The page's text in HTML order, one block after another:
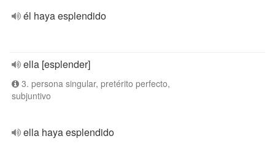
él haya esplendido
ella [esplender]
3. persona singular, pretérito perfecto,
subjuntivo
ella haya esplendido